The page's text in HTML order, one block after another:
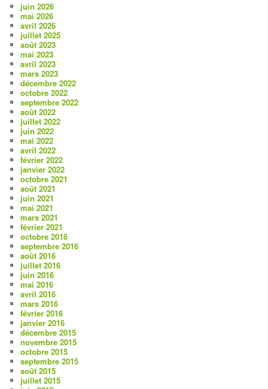
juin 2026
mai 2026
avril 2026
juillet 2025
août 2023
mai 2023
avril 2023
mars 2023
décembre 2022
octobre 2022
septembre 2022
août 2022
juillet 2022
juin 2022
mai 2022
avril 2022
février 2022
janvier 2022
octobre 2021
août 2021
juin 2021
mai 2021
mars 2021
février 2021
octobre 2016
septembre 2016
août 2016
juillet 2016
juin 2016
mai 2016
avril 2016
mars 2016
février 2016
janvier 2016
décembre 2015
novembre 2015
octobre 2015
septembre 2015
août 2015
juillet 2015